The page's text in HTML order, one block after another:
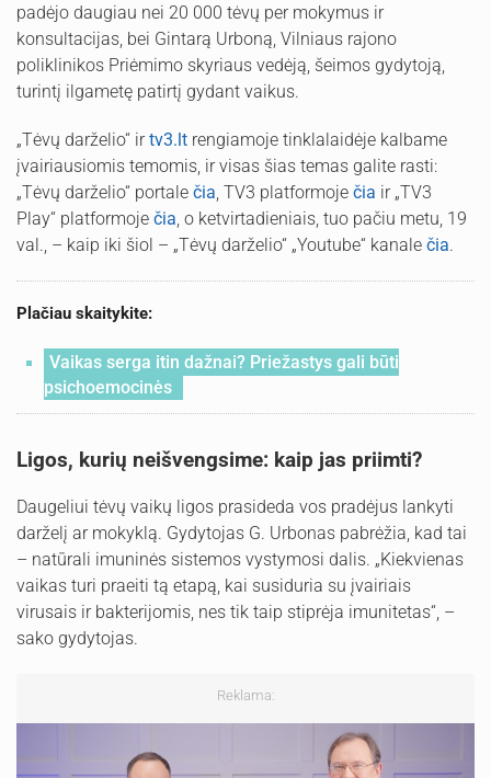
padėjo daugiau nei 20 000 tėvų per mokymus ir
konsultacijas, bei Gintarą Urboną, Vilniaus rajono
poliklinikos Priėmimo skyriaus vedėją, šeimos gydytoją,
turintį ilgametę patirtį gydant vaikus.
„Tėvų darželio“ irtv3.lt rengiamoje tinklalaidėje kalbame
įvairiausiomis temomis, ir visas šias temas galite rasti:
„Tėvų darželio“ portale čia , TV3 platformoje čia ir „TV3
Play“ platformoje čia , o ketvirtadieniais, tuo pačiu metu, 19
val., – kaip iki šiol – „Tėvų darželio“ „Youtube“ kanale čia.
Plačiau skaitykite:
Vaikas serga itin dažnai? Priežastys gali būti
psichoemocinės
Ligos, kurių neišvengsime: kaip jas priimti?
Daugeliui tėvų vaikų ligos prasideda vos pradėjus lankyti
darželį ar mokyklą. Gydytojas G. Urbonas pabrėžia, kad tai
– natūrali imuninės sistemos vystymosi dalis. „Kiekvienas
vaikas turi praeiti tą etapą, kai susiduria su įvairiais
virusais ir bakterijomis, nes tik taip stiprėja imunitetas“, –
sako gydytojas.
Reklama: